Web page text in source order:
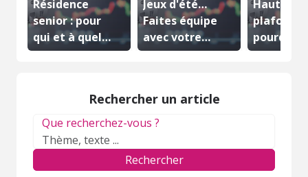
Résidence
senior : pour
qui et à quel
moment...
Jeux d'été…
Faites équipe
avec votre
notaire
Hauteur
plafond :
pourquoi
volume...
Rechercher un article
Que recherchez-vous ?
Rechercher